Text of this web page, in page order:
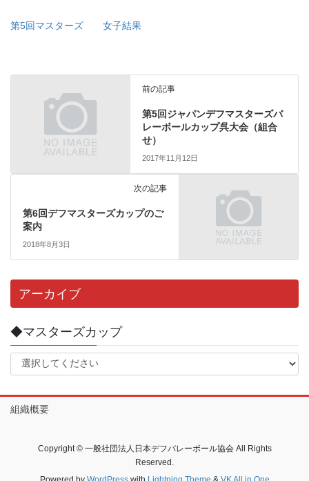
第5回マスターズ 女子結果
前の記事
第5回ジャパンデフマスターズバ
レーボールカップ呉大会（組合
せ）
2017年11月12日
次の記事
第6回デフマスターズカップのご
案内
2018年8月3日
アーカイブ
◆マスターズカップ
組織概要
Copyright © 一般社団法人日本デフバレーボール協会 All Rights
Reserved.